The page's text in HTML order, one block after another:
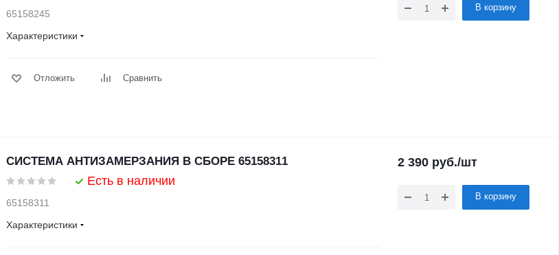
65158245
Характеристики
Отложить Сравнить
В корзину
СИСТЕМА АНТИЗАМЕРЗАНИЯ В СБОРЕ 65158311
Есть в наличии
65158311
Характеристики
2 390 руб./шт
В корзину